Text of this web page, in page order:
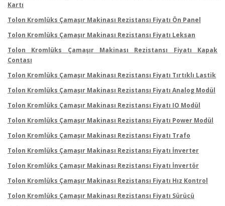
Kartı
Tolon Kromlüks Çamaşır Makinası Rezistansı Fiyatı Ön Panel
Tolon Kromlüks Çamaşır Makinası Rezistansı Fiyatı Leksan
Tolon Kromlüks Çamaşır Makinası Rezistansı Fiyatı Kapak
Contası
Tolon Kromlüks Çamaşır Makinası Rezistansı Fiyatı Tırtıklı Lastik
Tolon Kromlüks Çamaşır Makinası Rezistansı Fiyatı Analog Modül
Tolon Kromlüks Çamaşır Makinası Rezistansı Fiyatı IO Modül
Tolon Kromlüks Çamaşır Makinası Rezistansı Fiyatı Power Modül
Tolon Kromlüks Çamaşır Makinası Rezistansı Fiyatı Trafo
Tolon Kromlüks Çamaşır Makinası Rezistansı Fiyatı İnverter
Tolon Kromlüks Çamaşır Makinası Rezistansı Fiyatı İnvertör
Tolon Kromlüks Çamaşır Makinası Rezistansı Fiyatı Hız Kontrol
Tolon Kromlüks Çamaşır Makinası Rezistansı Fiyatı Sürücü